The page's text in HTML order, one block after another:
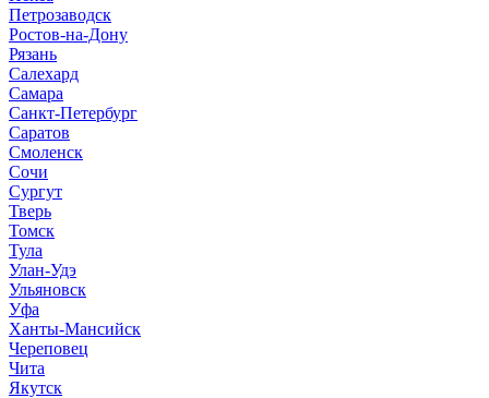
Петрозаводск
Ростов-на-Дону
Рязань
Салехард
Самара
Санкт-Петербург
Саратов
Смоленск
Сочи
Сургут
Тверь
Томск
Тула
Улан-Удэ
Ульяновск
Уфа
Ханты-Мансийск
Череповец
Чита
Якутск